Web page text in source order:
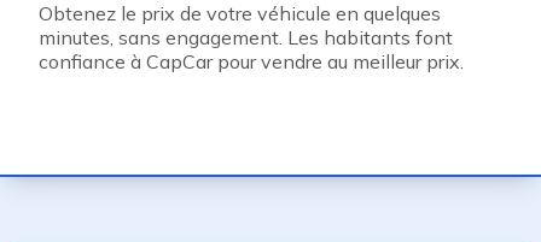
Obtenez le prix de votre véhicule en quelques
minutes, sans engagement. Les habitants font
confiance à CapCar pour vendre au meilleur prix.